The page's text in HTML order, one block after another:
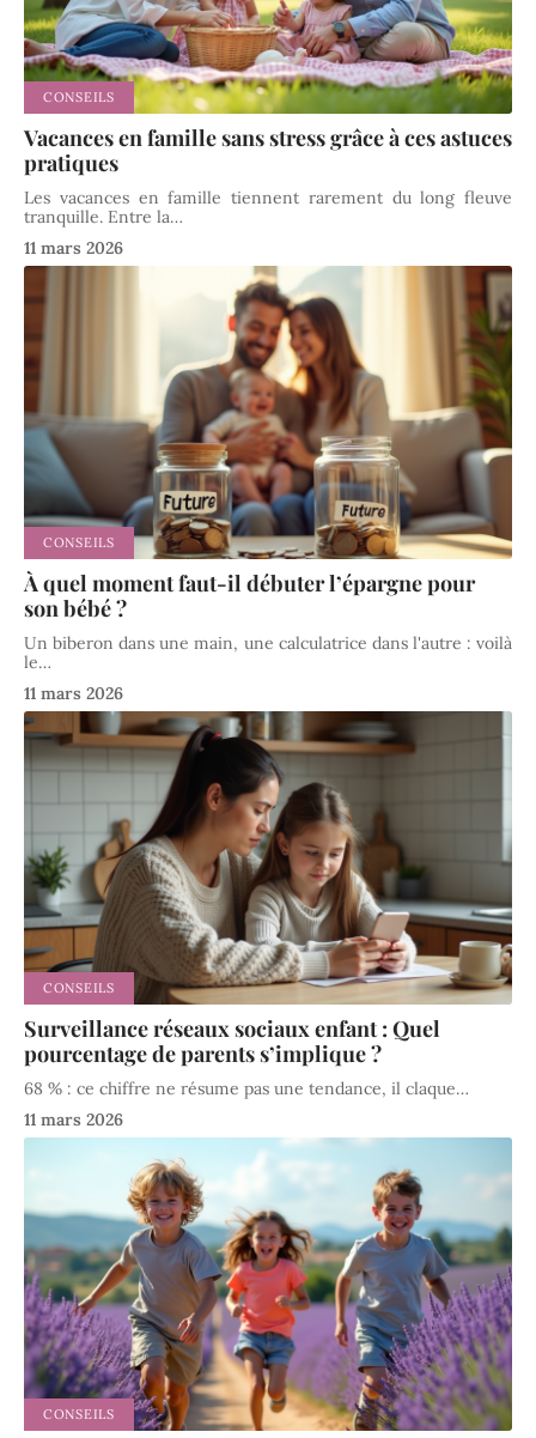
CONSEILS
Vacances en famille sans stress grâce à ces astuces
pratiques
Les vacances en famille tiennent rarement du long fleuve
tranquille. Entre la…
11 mars 2026
CONSEILS
À quel moment faut-il débuter l’épargne pour
son bébé ?
Un biberon dans une main, une calculatrice dans l'autre : voilà
le…
11 mars 2026
CONSEILS
Surveillance réseaux sociaux enfant : Quel
pourcentage de parents s’implique ?
68 % : ce chiffre ne résume pas une tendance, il claque…
11 mars 2026
CONSEILS